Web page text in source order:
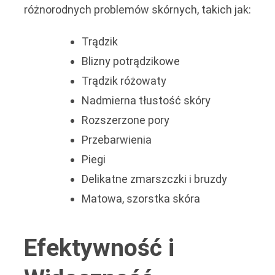
różnorodnych problemów skórnych, takich jak:
Trądzik
Blizny potrądzikowe
Trądzik różowaty
Nadmierna tłustość skóry
Rozszerzone pory
Przebarwienia
Piegi
Delikatne zmarszczki i bruzdy
Matowa, szorstka skóra
Efektywność i